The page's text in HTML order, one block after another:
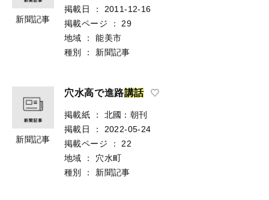
新聞記事
掲載日
：
2011-12-16
掲載ページ
：
29
地域
：
能美市
種別
： 新聞記事
新聞記事
穴水高で進路講話
掲載紙 ：
北國：朝刊
掲載日
：
2022-05-24
掲載ページ
：
22
地域
：
穴水町
種別
： 新聞記事